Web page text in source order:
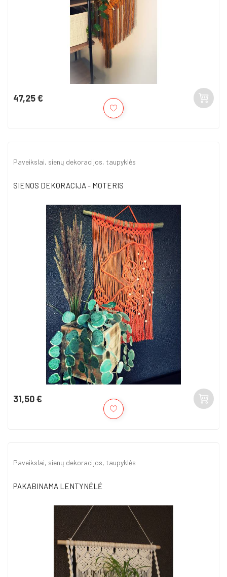
Kaina
47,25 €
Paveikslai, sienų dekoracijos, taupyklės
SIENOS DEKORACIJA - MOTERIS
Kaina
31,50 €
Paveikslai, sienų dekoracijos, taupyklės
PAKABINAMA LENTYNĖLĖ